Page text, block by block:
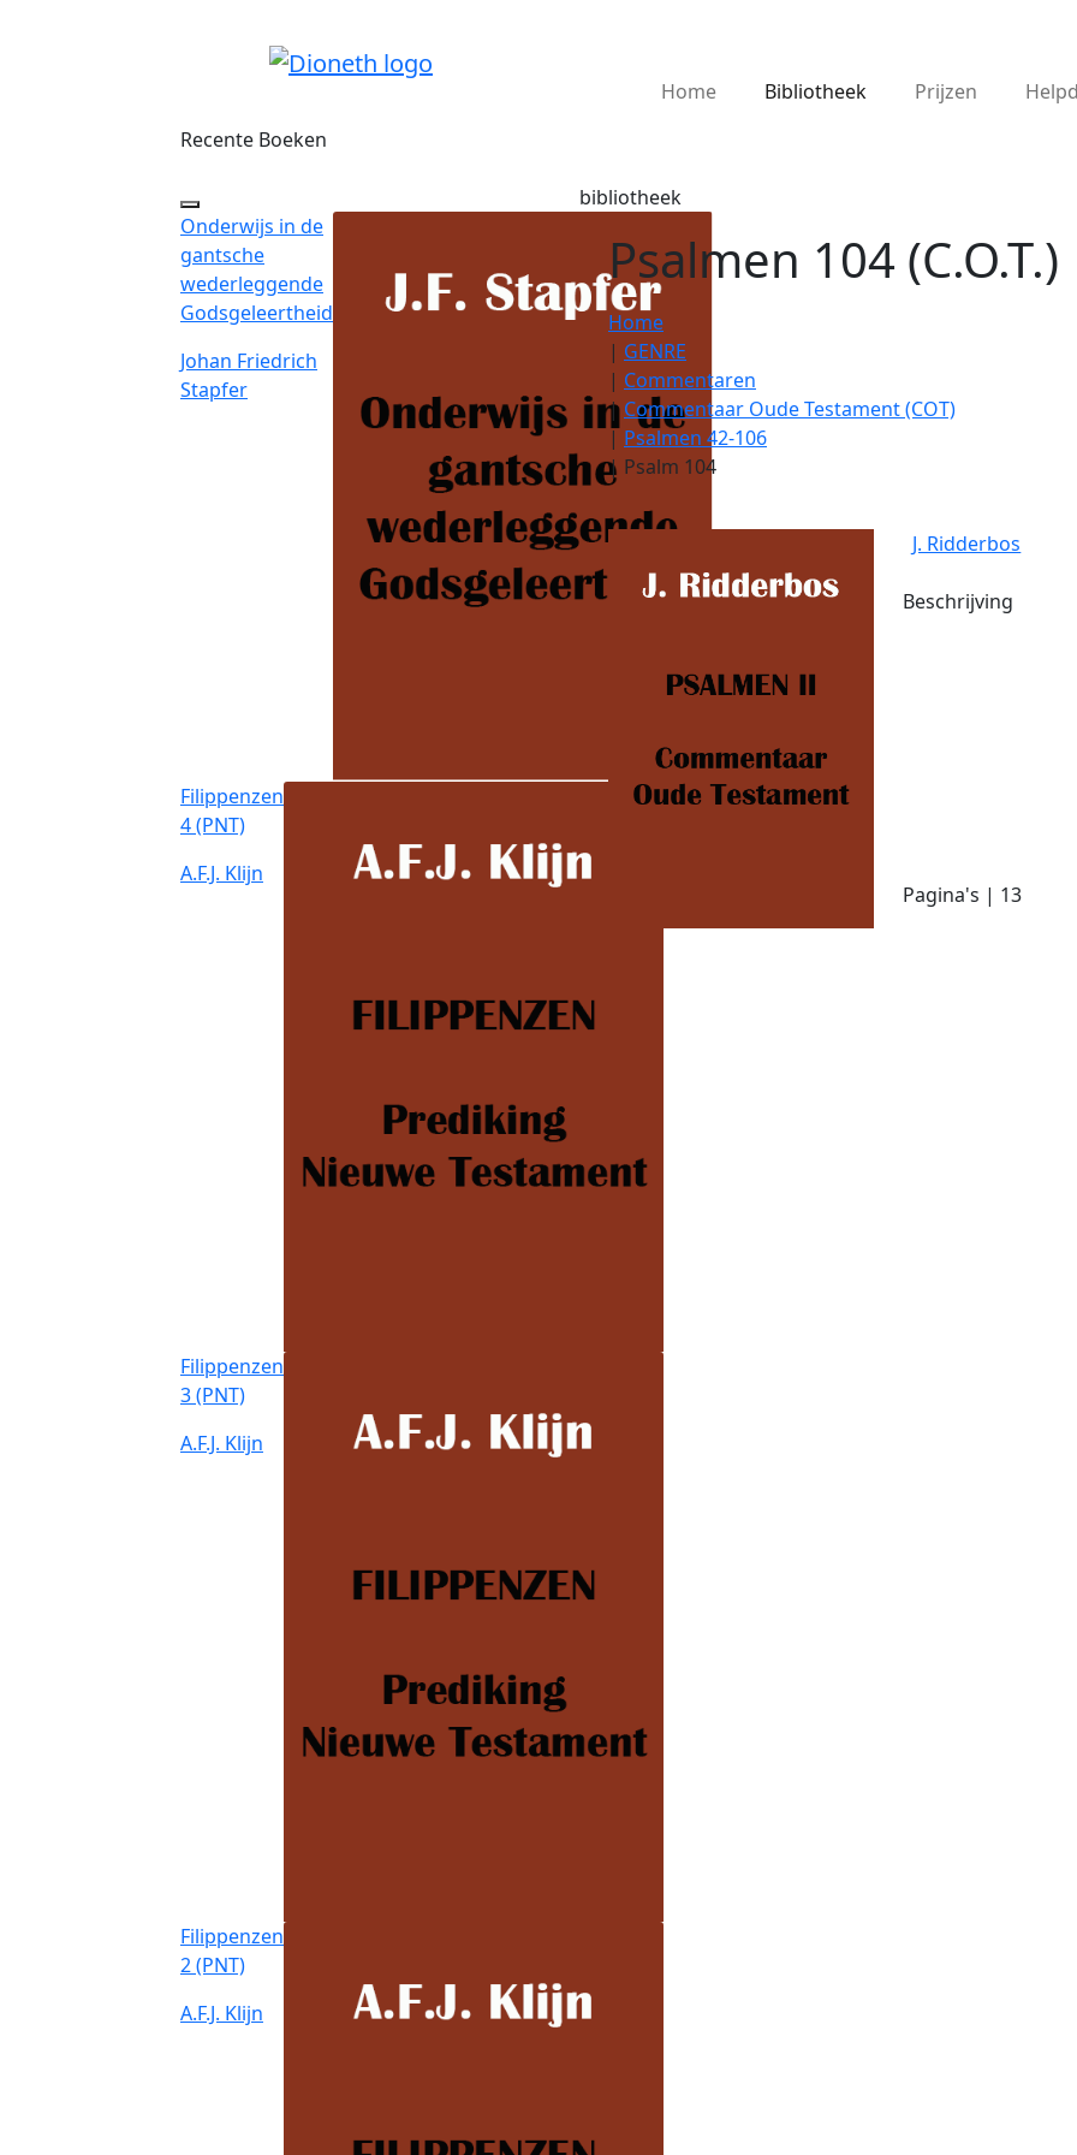
Home Bibliotheek Prijzen
Recente Boeken
Onderwijs in de
gantsche
wederleggende
Godsgeleertheid
Johan Friedrich
Stapfer
Filippenzen
4 (PNT)
A.F.J. Klijn
Filippenzen
3 (PNT)
A.F.J. Klijn
Filippenzen
2 (PNT)
A.F.J. Klijn
bibliotheek
Psalmen 104 (C.O.T.)
Home
| GENRE
| Commentaren
|Commentaar Oude Testament (COT)
| Psalmen 42-106
| Psalm 104
J. Ridderbos
Beschrijving
Pagina's | 13